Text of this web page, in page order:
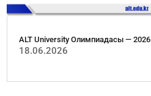
ALT University Олимпиадасы — 2026
18.06.2026